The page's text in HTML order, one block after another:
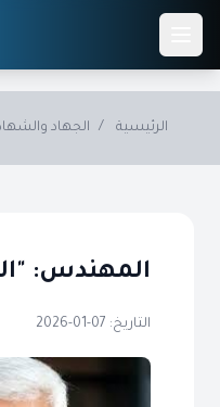
Skip to main content
الرئيسية / الجهاد
المهندس:
التاريخ: 07-01-2026